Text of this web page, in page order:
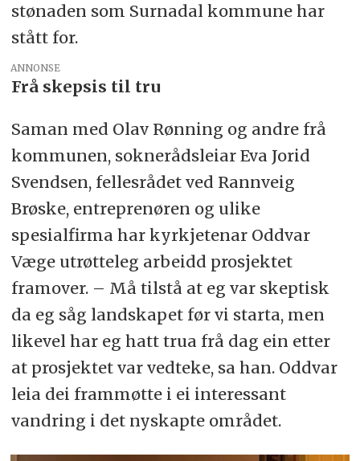
stønaden som Surnadal kommune har
stått for.
ANNONSE
Frå skepsis til tru
Saman med Olav Rønning og andre frå
kommunen, soknerådsleiar Eva Jorid
Svendsen, fellesrådet ved Rannveig
Brøske, entreprenøren og ulike
spesialfirma har kyrkjetenar Oddvar
Væge utrøtteleg arbeidd prosjektet
framover. – Må tilstå at eg var skeptisk
da eg såg landskapet før vi starta, men
likevel har eg hatt trua frå dag ein etter
at prosjektet var vedteke, sa han. Oddvar
leia dei frammøtte i ei interessant
vandring i det nyskapte området.